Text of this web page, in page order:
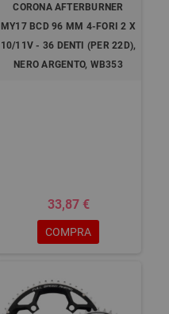
CORONA AFTERBURNER
MY17 BCD 96 MM 4-FORI 2 X
10/11V - 36 DENTI (PER 22D),
NERO ARGENTO, WB353
33,87 €
COMPRA